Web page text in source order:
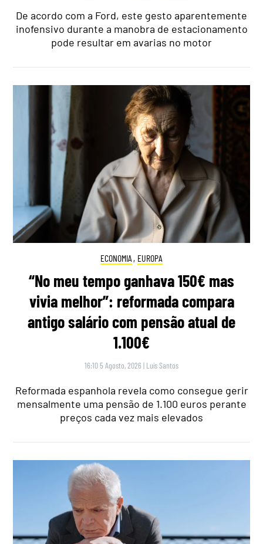
De acordo com a Ford, este gesto aparentemente
inofensivo durante a manobra de estacionamento
pode resultar em avarias no motor
ECONOMIA , EUROPA
“No meu tempo ganhava 150€ mas
vivia melhor”: reformada compara
antigo salário com pensão atual de
1.100€
16:10 5 Agosto, 2026 | Luís Santos
Reformada espanhola revela como consegue gerir
mensalmente uma pensão de 1.100 euros perante
preços cada vez mais elevados